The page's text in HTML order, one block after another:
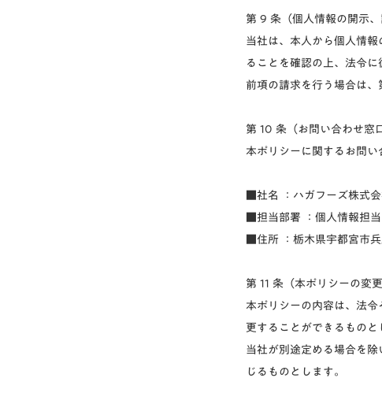
第 9 条（個人情報の開示、
当社は、本人から個人情
ることを確認の上、法令
前項の請求を行う場合は
第 10 条（お問い合わせ窓
本ポリシーに関するお問
■社名 ：ハガフーズ株式
■担当部署 ：個人情報担当
■住所 ：栃木県宇都宮市
第 11 条（本ポリシーの変更
本ポリシーの内容は、法
更することができるものと
当社が別途定める場合を
じるものとします。